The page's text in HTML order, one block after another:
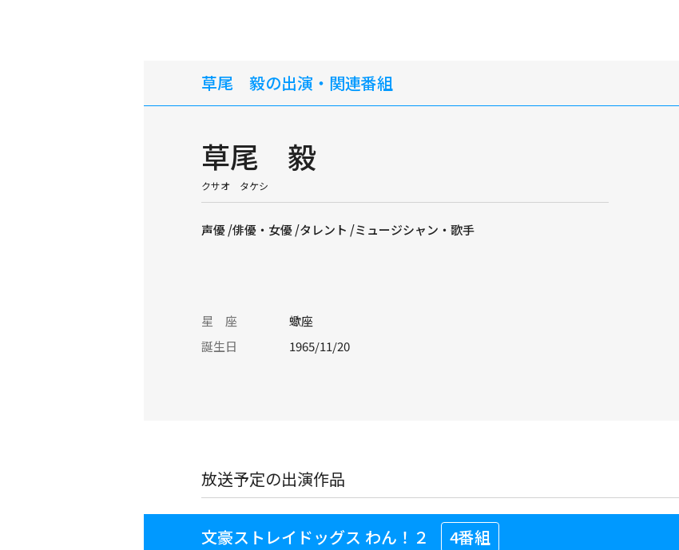
草尾 毅の出演・関連番組
草尾 毅
クサオ タケシ
声優 /俳優・女優 /タレント /ミュージシャン・歌手
星 座
蠍座
誕生日
1965/11/20
放送予定の出演作品
文豪ストレイドッグス わん！２ 4番組